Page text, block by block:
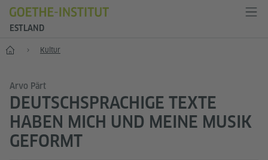
ESTLAND
Start Kultur
Arvo Pärt
DEUTSCHSPRACHIGE TEXTE
HABEN MICH UND MEINE MUSIK
GEFORMT